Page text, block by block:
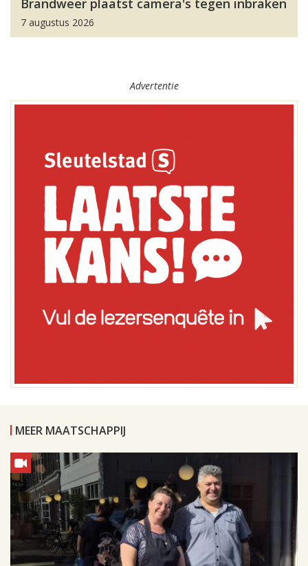
Brandweer plaatst camera's tegen inbraken
7 augustus 2026
Advertentie
MEER MAATSCHAPPIJ